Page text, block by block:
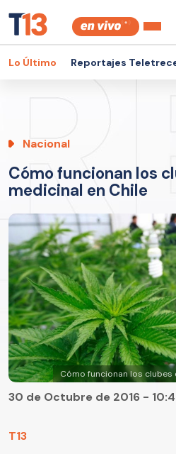
Lo Último Reportajes
Nacional
Cómo funcionan los
medicinal en Chile
Cómo funcionan los clubes
T13
30 de Octubre de 2016 -